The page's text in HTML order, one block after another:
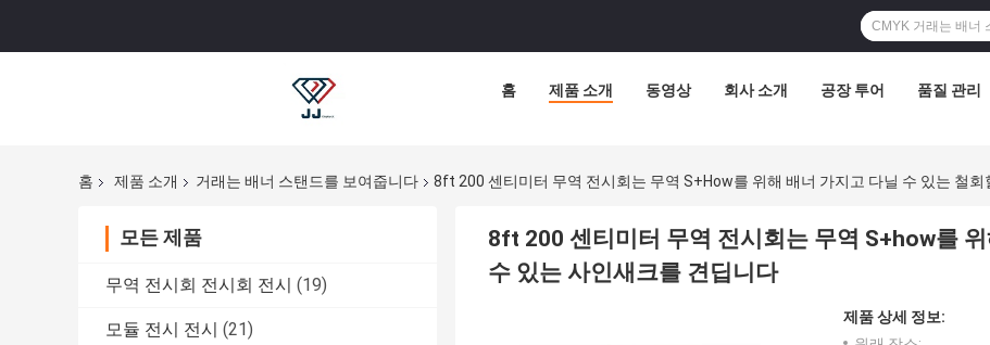
홈 제품 소개 동영상 회사 소개 공장 투어 품질 관리
홈 제품 소개 거래는 배너 스탠드를 보여줍니다 8ft 200 센티미터 무역 전시회는 무역 S+how를 위해 배너 가지고 다닐 수 있는 철
모든 제품
무역 전시회 전시회 전시 (19)
모듈 전시 전시 (21)
8ft 200 센티미터 무역 전시회는 무역 S+how를
수 있는 사인새크를 견딥니다
제품 상세 정보: